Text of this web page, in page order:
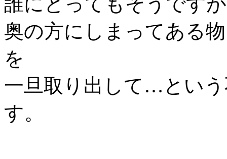
奥の方にしまってある
を
一旦取り出して…とい
す。